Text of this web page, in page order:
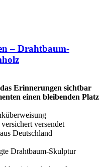
– Drahtbaum-
Erinnerungen sichtbar
einen bleibenden Platz
versendet
Deutschland
Drahtbaum-Skulptur